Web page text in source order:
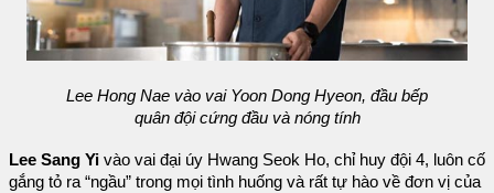
Lee Hong Nae vào vai Yoon Dong Hyeon, đầu bếp
quân đội cứng đầu và nóng tính
Lee Sang Yi vào vai đại úy Hwang Seok Ho, chỉ huy đội 4, luôn cố
gắng tỏ ra “ngầu” trong mọi tình huống và rất tự hào về đơn vị của